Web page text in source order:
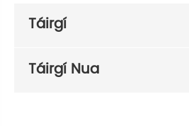
Táirgí
Táirgí Nua